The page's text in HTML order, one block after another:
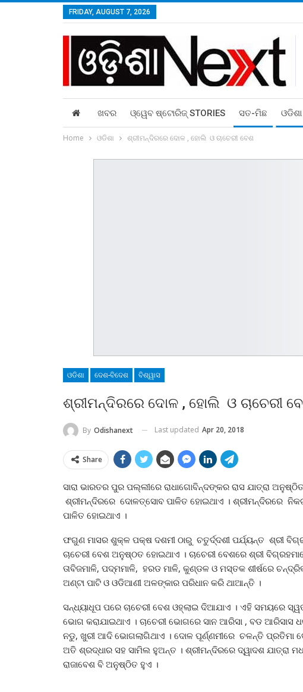
FRIDAY, AUGUST 7, 2026
ଖବର ଓ୍ୱେବ ଷ୍ଟୋରିଜ୍‌ STORIES ସତ-ମିଛ ଓଡିଶା
Home ଓଡିଶା ଶ୍ରୀମନ୍ଦିରରେ ଦୋଳ , ହୋଲି ଓ ଚାଚେରୀ ବେଶ
ଓଡିଶା ଦେଶ-ବିଦେଶ ବିଶ୍ୱାସ
ଶ୍ରୀମନ୍ଦିରରେ ଦୋଳ , ହୋଲି ଓ ଚାଚେରୀ
By Odishanext Last updated Apr 20, 2018
Share
ସାରା ଭାରତର ପୁର ପଲ୍ଲୀରେ ରାଧାଗୋବିନ୍ଦଙ୍କର ରାସ ଯାତ୍ରା
ଶ୍ରୀମନ୍ଦିରରେ ଦୋଳତ୍ସୋବ ପାଳିତ ହୋଇଥାଏ । ଶ୍ରୀମନ୍ଦିରରେ
ପାଳିତ ହୋଇଥାଏ ।
ଫଗୁଣ ମାସର ଶୁକ୍ଳ ପକ୍ଷ ଦଶମୀ ଠାରୁ ଚତୁର୍ଦ୍ଦଶୀ ପର୍ଯ୍ୟନ୍ତ ଶ୍ରୀ
ଚାଚେରୀ ବେଶ ଅନୁଷ୍ଠତ ହୋଇଥାଏ । ଚାଚେରୀ ବେଶରେ ଶ୍ରୀ
ତାବିଜମାଳି, ପଦ୍ମମାଳି, ହରଡ ମାଳି, କୁଣ୍ଡଳ ଓ ମସ୍ତକ ଶୀର୍ଷରେ
ଅଣ୍ଟା ପାଟି ଓ ଓଡିଆଣୀ ଅଳଙ୍କାର ପରିଧାନ କରି ଥାଆନ୍ତି ।
ସନ୍ଧ୍ୟାଧୂପ ପରେ ଚାଚେରୀ ବେଶ ଓହ୍ଲାଇ ଦିଆଯାଏ । ଏହି ସମୟରେ
ଭୋଗ କରାଯାଇଥାଏ । ଚାଚେରୀ ଭୋଗରେ ସାନ ଆରିସା , ବଡ ଆରିସାସ
ନଡୁ, ଖୁରୀ ଆଦି ଭୋଗଲାଗିଥାଏ । ଦୋଳ ପୂର୍ଣ୍ଣମୀରେ ଚଳନ୍ତି ପ୍ରତିମା
ଅତି ଶ୍ରଦ୍ଧାର ସହ ସାମିଲ ହୁଅନ୍ତ । ଶ୍ରୀମନ୍ଦିରରେ ଦ୍ୱାଦଶ ଯାତ୍ରା
ରାଜାବେଶ ବି ଅନୁଷ୍ଠିତ ହୁଏ ।